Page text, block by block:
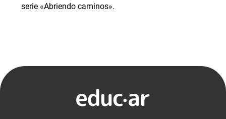
serie «Abriendo caminos».